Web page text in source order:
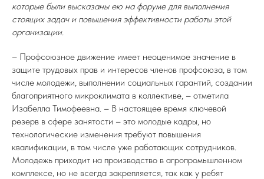
которые были высказаны ею на форуме для выполнения
стоящих задач и повышения эффективности работы этой
организации.
– Профсоюзное движение имеет неоценимое значение в
защите трудовых прав и интересов членов профсоюза, в том
числе молодежи, выполнении социальных гарантий, создании
благоприятного микроклимата в коллективе, – отметила
Изабелла Тимофеевна. – В настоящее время ключевой
резерв в сфере занятости – это молодые кадры, но
технологические изменения требуют повышения
квалификации, в том числе уже работающих сотрудников.
Молодежь приходит на производство в агропромышленном
комплексе, но не всегда закрепляется, так как у ребят